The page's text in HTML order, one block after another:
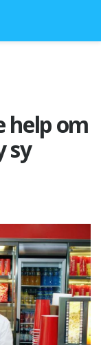
help om
sy